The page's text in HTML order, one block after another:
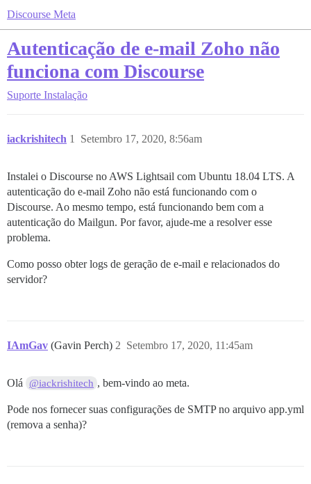
Discourse Meta
Autenticação de e-mail Zoho não
funciona com Discourse
Suporte Instalação
iackrishitech Setembro 17, 2020, 8:56am
1
Instalei o Discourse no AWS Lightsail com Ubuntu 18.04 LTS. A
autenticação do e-mail Zoho não está funcionando com o
Discourse. Ao mesmo tempo, está funcionando bem com a
autenticação do Mailgun. Por favor, ajude-me a resolver esse
problema.
Como posso obter logs de geração de e-mail e relacionados do
servidor?
IAmGav (Gavin Perch) Setembro 17, 2020, 11:45am
2
Olá @iackrishitech , bem-vindo ao meta.
Pode nos fornecer suas configurações de SMTP no arquivo app.yml
(remova a senha)?